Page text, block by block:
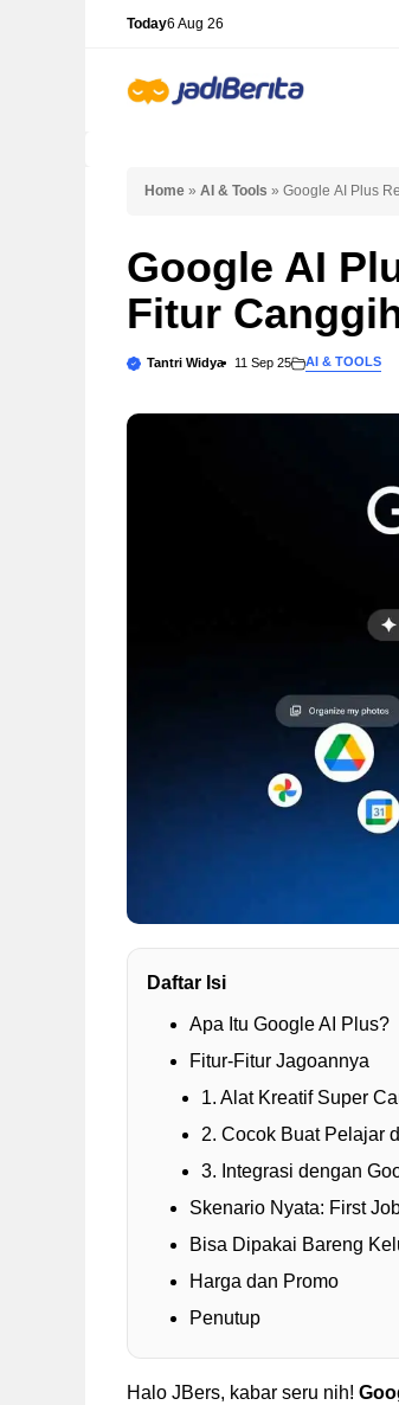
Today6 Aug 26
Home » AI & Tools » Google AI Plus
Google AI
Fitur
Tantri Widya 11 Sep 25 AI & TOOLS
Daftar Isi
Apa Itu Google AI Plus?
Fitur-Fitur Jagoannya
1. Alat Kreatif Super
2. Cocok Buat Pelajar
3. Integrasi dengan
Skenario Nyata: First
Bisa Dipakai Bareng
Harga dan Promo
Penutup
Halo JBers, kabar seru nih!